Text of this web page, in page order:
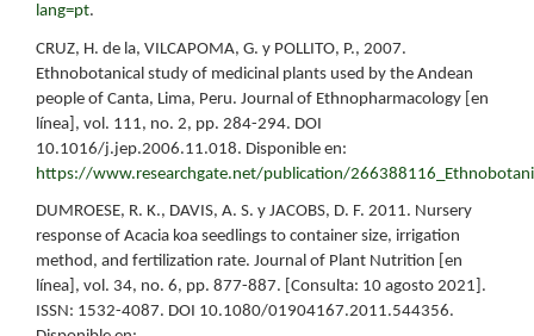
lang=pt.
CRUZ, H. de la, VILCAPOMA, G. y POLLITO, P., 2007.
Ethnobotanical study of medicinal plants used by the Andean
people of Canta, Lima, Peru. Journal of Ethnopharmacology [en
línea], vol. 111, no. 2, pp. 284-294. DOI
10.1016/j.jep.2006.11.018. Disponible en:
https://www.researchgate.net/publication/
DUMROESE, R. K., DAVIS, A. S. y JACOBS, D. F. 2011. Nursery
response of Acacia koa seedlings to container size, irrigation
method, and fertilization rate. Journal of Plant Nutrition [en
línea], vol. 34, no. 6, pp. 877-887. [Consulta: 10 agosto 2021].
ISSN: 1532-4087. DOI 10.1080/01904167.2011.544356.